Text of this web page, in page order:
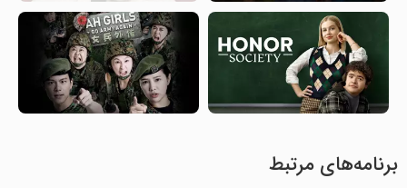
برنامه‌های مرتبط